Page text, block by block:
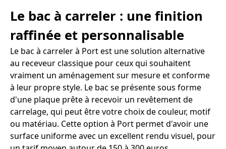
Le bac à carreler : une finition
raffinée et personnalisable
Le bac à carreler à Port est une solution alternative
au receveur classique pour ceux qui souhaitent
vraiment un aménagement sur mesure et conforme
à leur propre style. Le bac se présente sous forme
d'une plaque prête à recevoir un revêtement de
carrelage, qui peut être votre choix de couleur, motif
ou matériau. Cette option à Port permet d'avoir une
surface uniforme avec un excellent rendu visuel, pour